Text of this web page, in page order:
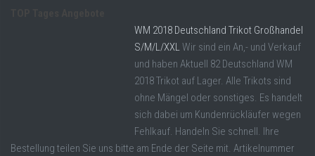
WM 2018 Deutschland Trikot Großhandel
S/M/L/XXLWir sind ein An,- und Verkauf
und haben Aktuell 82 Deutschland WM
2018 Trikot auf Lager. Alle Trikots sind
ohne Mängel oder sonstiges. Es handelt
sich dabei um Kundenrückläufer wegen
Fehlkauf. Handeln Sie schnell. Ihre
Bestellung teilen Sie uns bitte am Ende der Seite mit. Artikelnummer